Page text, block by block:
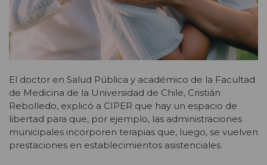
El doctor en Salud Pública y académico de la Facultad
de Medicina de la Universidad de Chile, Cristián
Rebolledo, explicó a CIPER que hay un espacio de
libertad para que, por ejemplo, las administraciones
municipales incorporen terapias que, luego, se vuelven
prestaciones en establecimientos asistenciales.